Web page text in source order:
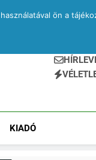
KIADÓ
ön a